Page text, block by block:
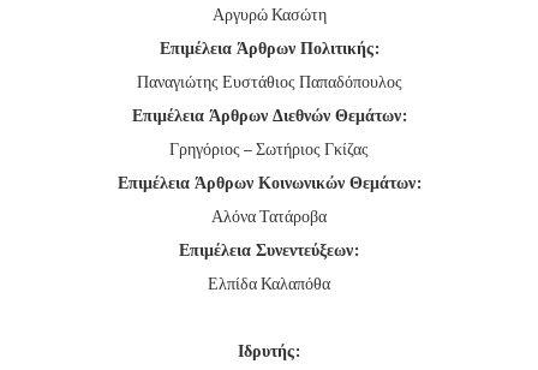
Αργυρώ Κασώτη
Επιμέλεια Άρθρων Πολιτικής:
Παναγιώτης Ευστάθιος Παπαδόπουλος
Επιμέλεια Άρθρων Διεθνών Θεμάτων:
Γρηγόριος – Σωτήριος Γκίζας
Επιμέλεια Άρθρων Κοινωνικών Θεμάτων:
Αλόνα Τατάροβα
Επιμέλεια Συνεντεύξεων:
Ελπίδα Καλαπόθα
Ιδρυτής: